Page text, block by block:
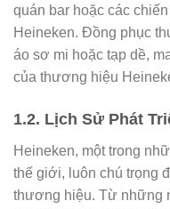
quán bar hoặc các
Heineken. Đồng phục
áo sơ mi hoặc tạp dề,
của thương hiệu
1.2. Lịch Sử Phát
Heineken, một trong
thế giới, luôn chú trọng
thương hiệu. Từ những